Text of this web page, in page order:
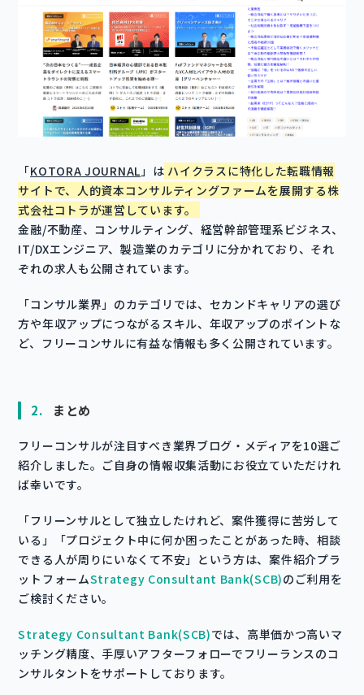
「KOTORA JOURNAL 」は ハイクラスに特化した転職情報
サイトで、人的資本コンサルティングファームを展開する株
式会社コトラが運営しています。
金融/不動産、コンサルティング、経営幹部管理系ビジネス、
IT/DXエンジニア、製造業のカテゴリに分かれており、それ
ぞれの求人も公開されています。
「コンサル業界」のカテゴリでは、セカンドキャリアの選び
方や年収アップにつながるスキル、年収アップのポイントな
ど、フリーコンサルに有益な情報も多く公開されています。
2. まとめ
フリーコンサルが注目すべき業界ブログ・メディアを10選ご
紹介しました。ご自身の情報収集活動にお役立ていただけれ
ば幸いです。
「フリーンサルとして独立したけれど、案件獲得に苦労して
いる」「プロジェクト中に何か困ったことがあった時、相談
できる人が周りにいなくて不安」という方は、案件紹介プラ
ットフォームStrategy Consultant Bank(SCB)のご利用を
ご検討ください。
Strategy Consultant Bank(SCB)では、高単価かつ高いマ
ッチング精度、手厚いアフターフォローでフリーランスのコ
ンサルタントをサポートしております。